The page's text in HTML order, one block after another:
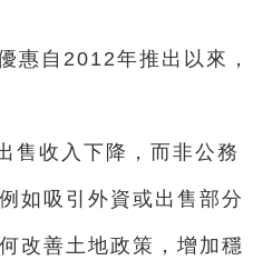
惠自2012年推出以來，
售收入下降，而非公務
如吸引外資或出售部分
改善土地政策，增加穩